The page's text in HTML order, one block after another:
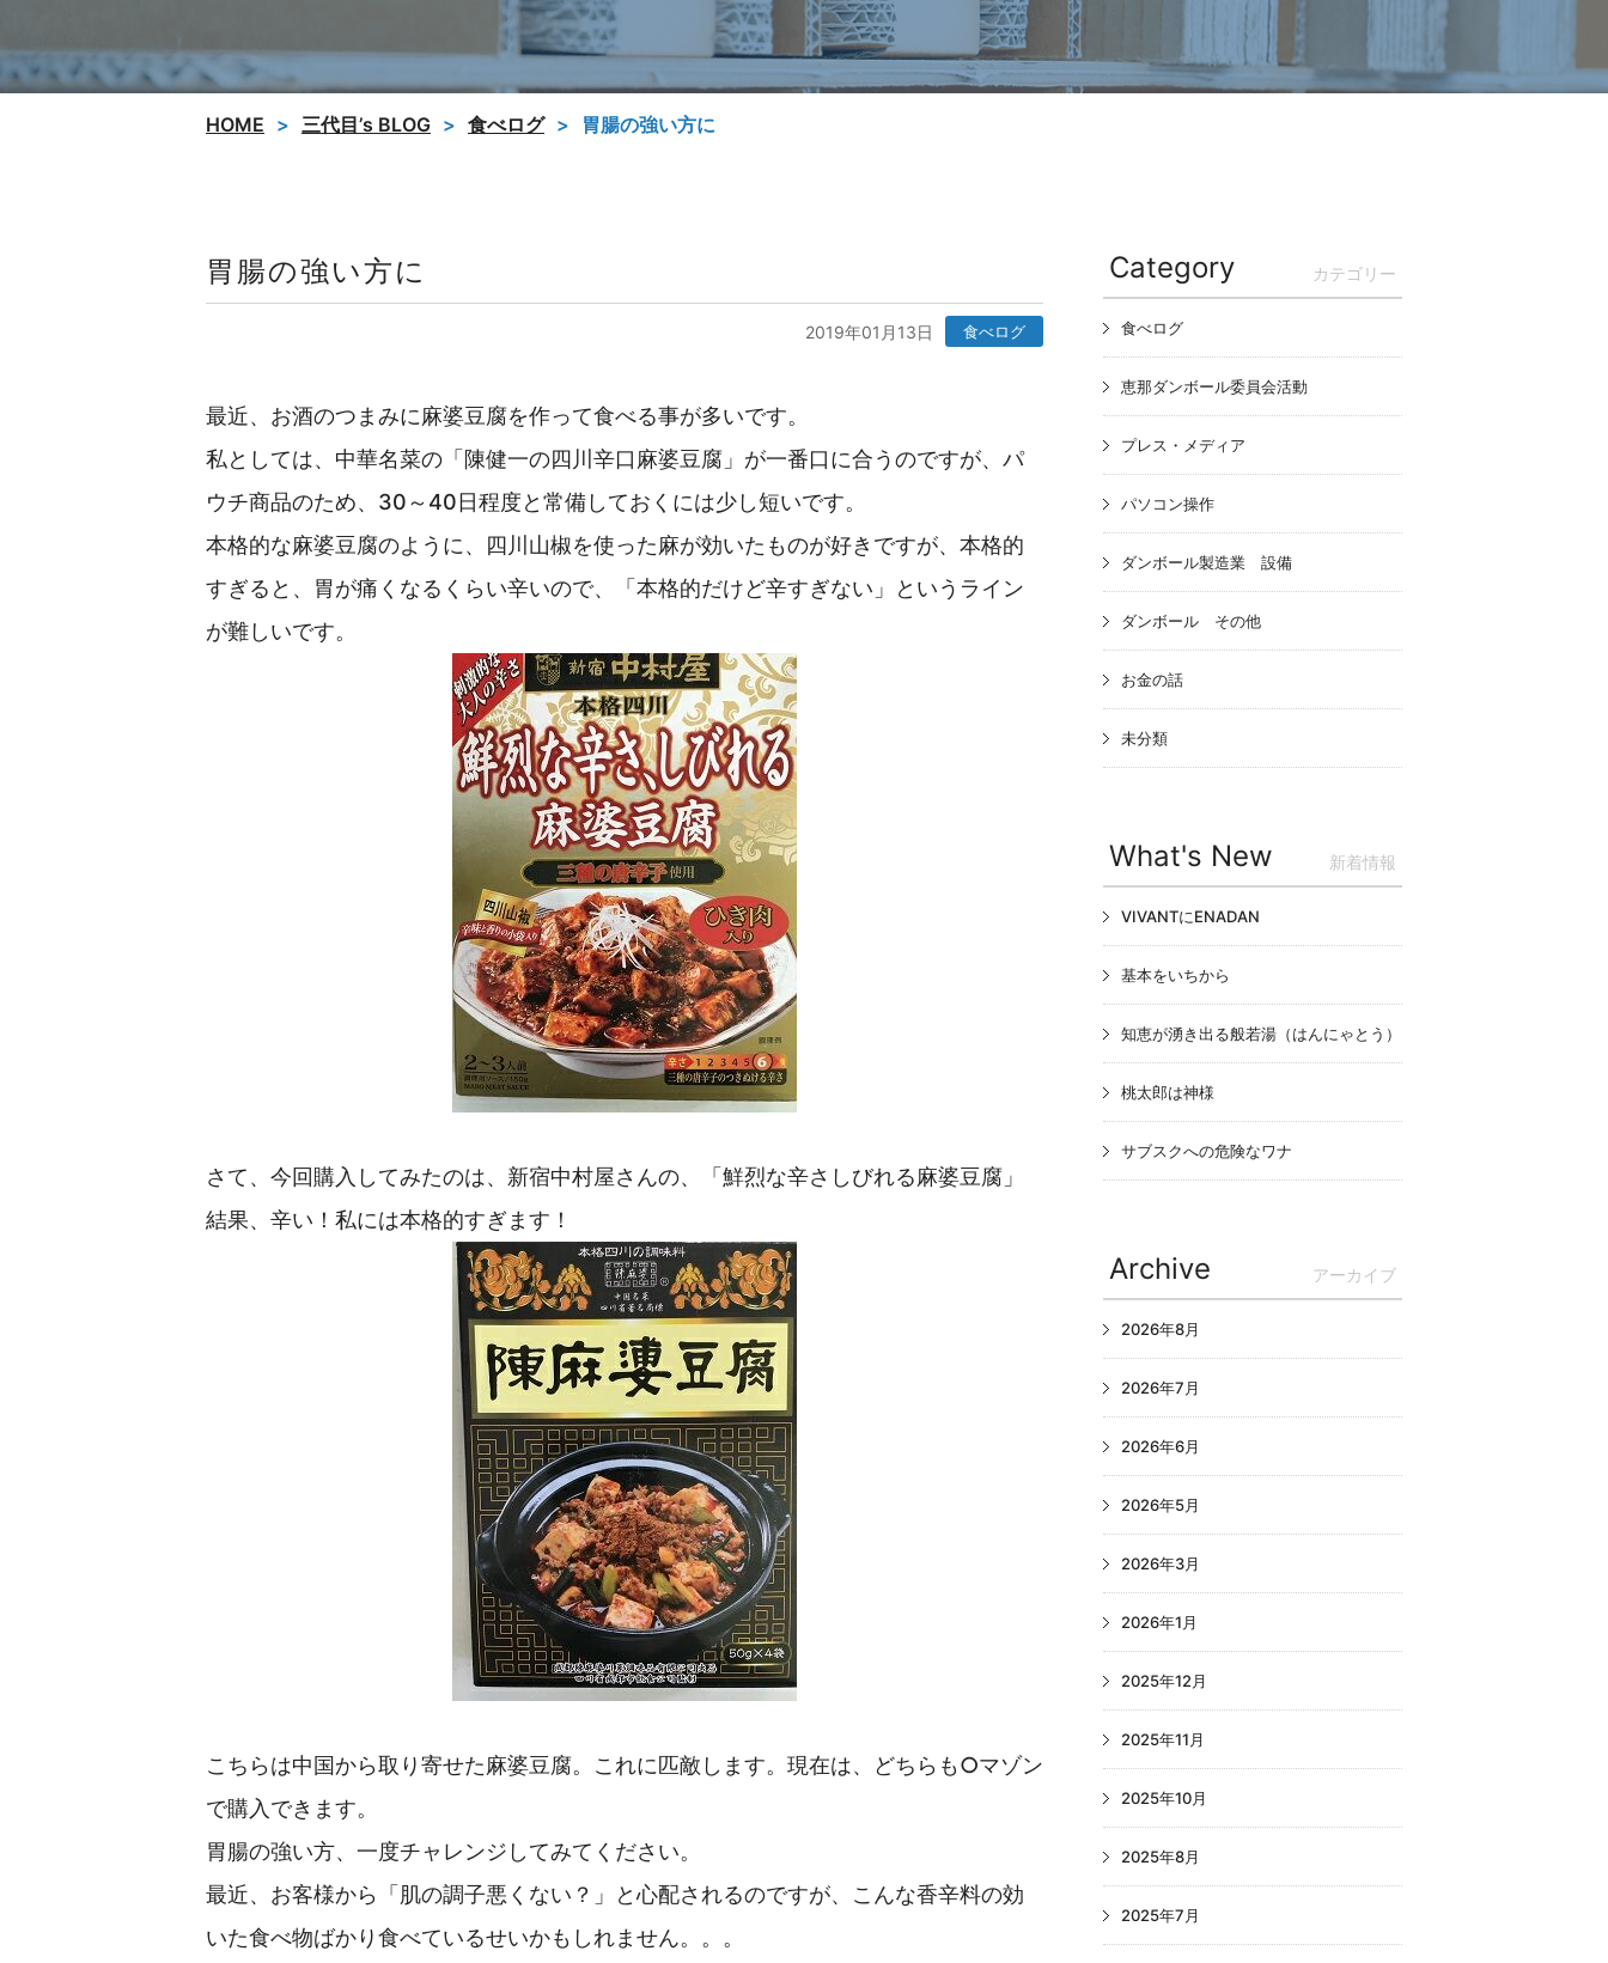
HOME 三代目’s BLOG 食べログ 胃腸の強い方に
胃腸の強い方に
2019年01月13日 食べログ
最近、お酒のつまみに麻婆豆腐を作って食べる事が多いです。
私としては、中華名菜の「陳健一の四川辛口麻婆豆腐」が一番口に合うのですが、パ
ウチ商品のため、30～40日程度と常備しておくには少し短いです。
本格的な麻婆豆腐のように、四川山椒を使った麻が効いたものが好きですが、本格的
すぎると、胃が痛くなるくらい辛いので、「本格的だけど辛すぎない」というライン
が難しいです。
さて、今回購入してみたのは、新宿中村屋さんの、「鮮烈な辛さしびれる麻婆豆腐」
結果、辛い！私には本格的すぎます！
こちらは中国から取り寄せた麻婆豆腐。これに匹敵します。現在は、どちらも○マゾン
で購入できます。
胃腸の強い方、一度チャレンジしてみてください。
最近、お客様から「肌の調子悪くない？」と心配されるのですが、こんな香辛料の効
いた食べ物ばかり食べているせいかもしれません。。。
Category カテゴリー
食べログ
恵那ダンボール委員会活動
プレス・メディア
パソコン操作
ダンボール製造業 設備
ダンボール その他
お金の話
未分類
What's New 新着情報
VIVANTにENADAN
基本をいちから
知恵が湧き出る般若湯（はんにゃとう）
桃太郎は神様
サブスクへの危険なワナ
Archive アーカイブ
2026年8月
2026年7月
2026年6月
2026年5月
2026年3月
2026年1月
2025年12月
2025年11月
2025年10月
2025年8月
2025年7月